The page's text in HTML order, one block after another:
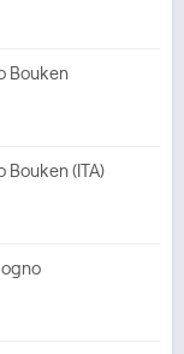
Bouken
Bouken (ITA)